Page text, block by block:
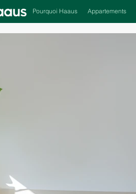
Pourquoi Haaus Appartements